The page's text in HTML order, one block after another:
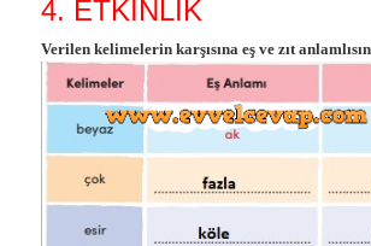
4. ETKİNLİK
Verilen kelimelerin karşısına eş ve zıt